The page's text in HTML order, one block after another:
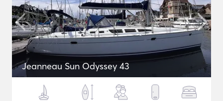
Jeanneau Sun Odyssey 43